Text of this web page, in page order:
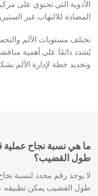
الأدوية التي تحتوي على
المضادة للالتهاب غير
تختلف مستويات الألم
يُشدد دائمًا على أهمية
وتحديد خطة لإدارة الألم
ما هي نسبة نجاح عملية
طول القضيب؟
لا يوجد رقم محدد لنسبة
طول القضيب يمكن تطبيقه